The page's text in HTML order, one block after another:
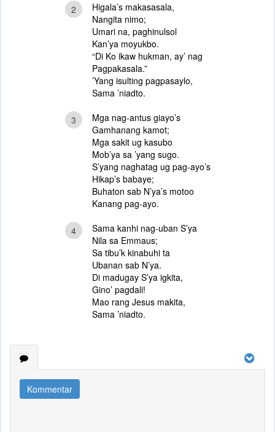
2
Higala’s makasasala,
Nangita nimo;
Umari na, paghinulsol
Kan’ya moyukbo.
“Di Ko ikaw hukman, ay’ nag
Pagpakasala.”
’Yang isulting pagpasaylo,
Sama ’niadto.
3
Mga nag-antus giayo’s
Gamhanang kamot;
Mga sakit ug kasubo
Mob’ya sa ’yang sugo.
S’yang naghatag ug pag-ayo’s
Hikap’s babaye;
Buhaton sab N’ya’s motoo
Kanang pag-ayo.
4
Sama kanhi nag-uban S’ya
Nila sa Emmaus;
Sa tibu’k kinabuhi ta
Ubanan sab N’ya.
Di madugay S’ya igkita,
Gino’ pagdali!
Mao rang Jesus makita,
Sama ’niadto.
Kommentar